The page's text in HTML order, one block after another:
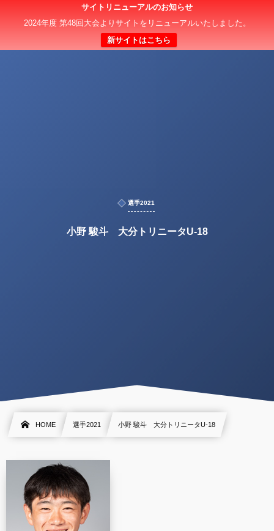
サイトリニューアルのお知らせ
2024年度 第48回大会よりサイトをリニューアルいたしました。
新サイトはこちら
選手2021
小野 駿斗 大分トリニータU-18
HOME 選手2021 小野 駿斗 大分トリニータU-18